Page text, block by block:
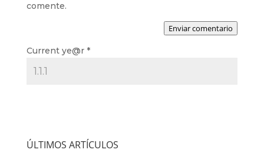
comente.
Enviar comentario
Current ye@r *
ÚLTIMOS ARTÍCULOS